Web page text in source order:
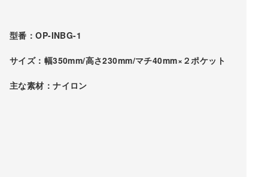
型番：OP-INBG-1
サイズ：幅350mm/高さ230mm/マチ40mm×２ポケット
主な素材：ナイロン